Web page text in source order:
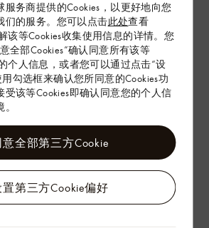
服务商提供的Cookies，以更好地向您
们的服务。您可以点击此处查看
该等Cookies收集使用信息的详情。您
全部Cookies”确认同意所有该等
个人信息，或者您可以通过点击“设
用勾选框来确认您所同意的Cookies功
受该等Cookies即确认同意您的个人信
置第三方Cookie偏好
意全部第三方Cookie